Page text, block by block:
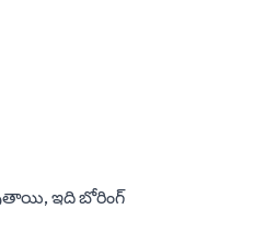
ఇది బోరింగ్